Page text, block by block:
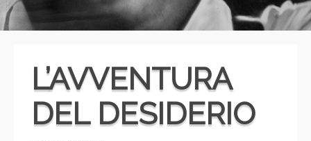
L’AVVENTURA
DEL DESIDERIO